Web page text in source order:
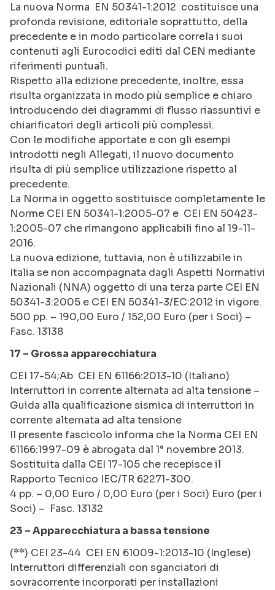
La nuova Norma EN 50341-1:2012 costituisce una
profonda revisione, editoriale soprattutto, della
precedente e in modo particolare correla i suoi
contenuti agli Eurocodici editi dal CEN mediante
riferimenti puntuali.
Rispetto alla edizione precedente, inoltre, essa
risulta organizzata in modo più semplice e chiaro
introducendo dei diagrammi di flusso riassuntivi e
chiarificatori degli articoli più complessi.
Con le modifiche apportate e con gli esempi
introdotti negli Allegati, il nuovo documento
risulta di più semplice utilizzazione rispetto al
precedente.
La Norma in oggetto sostituisce completamente le
Norme CEI EN 50341-1:2005-07 e CEI EN 50423-
1:2005-07 che rimangono applicabili fino al 19-11-
2016.
La nuova edizione, tuttavia, non è utilizzabile in
Italia se non accompagnata dagli Aspetti Normativi
Nazionali (NNA) oggetto di una terza parte CEI EN
50341-3:2005 e CEI EN 50341-3/EC:2012 in vigore.
500 pp. – 190,00 Euro / 152,00 Euro (per i Soci) –
Fasc. 13138
17 – Grossa apparecchiatura
CEI 17-54;Ab CEI EN 61166:2013-10 (Italiano)
Interruttori in corrente alternata ad alta tensione –
Guida alla qualificazione sismica di interruttori in
corrente alternata ad alta tensione
Il presente fascicolo informa che la Norma CEI EN
61166:1997-09 è abrogata dal 1° novembre 2013.
Sostituita dalla CEI 17-105 che recepisce il
Rapporto Tecnico IEC/TR 62271-300.
4 pp. – 0,00 Euro / 0,00 Euro (per i Soci) Euro (per i
Soci) – Fasc. 13132
23 – Apparecchiatura a bassa tensione
(**) CEI 23-44 CEI EN 61009-1:2013-10 (Inglese)
Interruttori differenziali con sganciatori di
sovracorrente incorporati per installazioni